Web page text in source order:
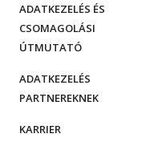
ADATKEZELÉS ÉS
CSOMAGOLÁSI
ÚTMUTATÓ
ADATKEZELÉS
PARTNEREKNEK
KARRIER